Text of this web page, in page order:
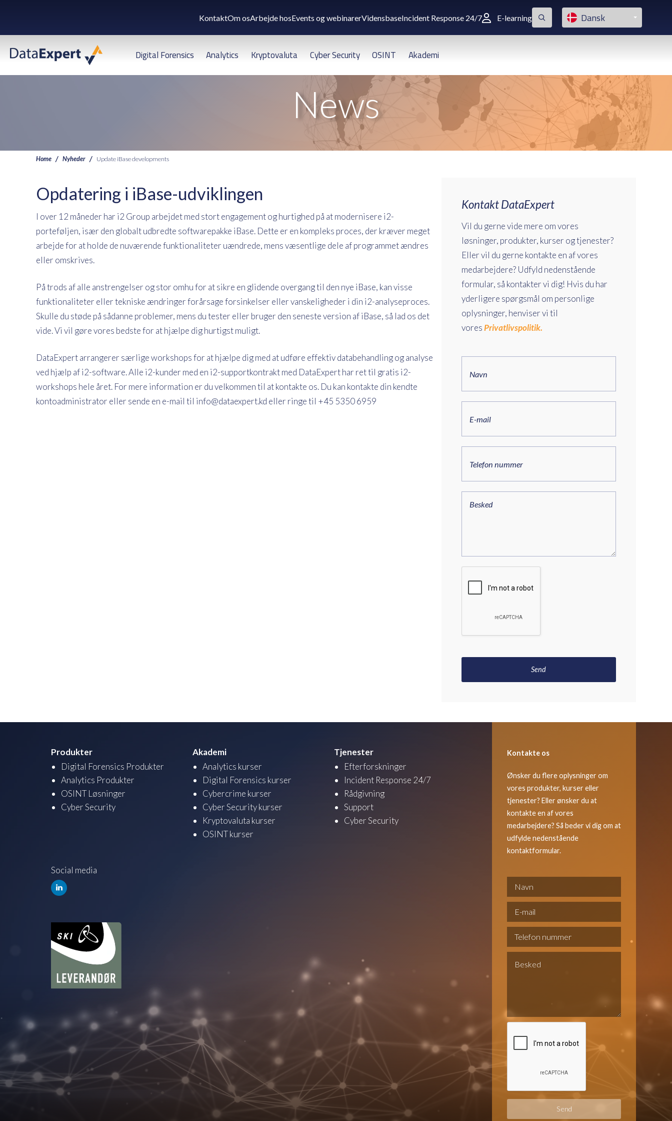
KontaktOm osArbejde hosEvents og webinarerVidensbaseIncident Response 24/7 E-learning Dansk
Digital Forensics Analytics Kryptovaluta Cyber Security OSINT Akademi
News
Home Nyheder Update iBase developments
Opdatering i iBase-udviklingen
I over 12 måneder har i2 Group arbejdet med stort engagement og hurtighed på at modernisere i2-
porteføljen, især den globalt udbredte softwarepakke iBase. Dette er en kompleks proces, der kræver meget
arbejde for at holde de nuværende funktionaliteter uændrede, mens væsentlige dele af programmet ændres
eller omskrives.
På trods af alle anstrengelser og stor omhu for at sikre en glidende overgang til den nye iBase, kan visse
funktionaliteter eller tekniske ændringer forårsage forsinkelser eller vanskeligheder i din i2-analyseproces.
Skulle du støde på sådanne problemer, mens du tester eller bruger den seneste version af iBase, så lad os det
vide. Vi vil gøre vores bedste for at hjælpe dig hurtigst muligt.
DataExpert arrangerer særlige workshops for at hjælpe dig med at udføre effektiv databehandling og analyse
ved hjælp af i2-software. Alle i2-kunder med en i2-supportkontrakt med DataExpert har ret til gratis i2-
workshops hele året. For mere information er du velkommen til at kontakte os. Du kan kontakte din kendte
kontoadministrator eller sende en e-mail til info@dataexpert.kd eller ringe til +45 5350 6959
Kontakt DataExpert
Vil du gerne vide mere om vores
løsninger, produkter, kurser og tjenester?
Eller vil du gerne kontakte en af vores
medarbejdere? Udfyld nedenstående
formular, så kontakter vi dig! Hvis du har
yderligere spørgsmål om personlige
oplysninger, henviser vi til
voresPrivatlivspolitik.
Produkter
Digital Forensics Produkter
Analytics Produkter
OSINT Løsninger
Cyber Security
Akademi
Analytics kurser
Digital Forensics kurser
Cybercrime kurser
Cyber Security kurser
Kryptovaluta kurser
OSINT kurser
Tjenester
Efterforskninger
Incident Response 24/7
Rådgivning
Support
Cyber Security
Social media
Kontakte os
Ønsker du flere oplysninger om
vores produkter, kurser eller
tjenester? Eller ønsker du at
kontakte en af vores
medarbejdere? Så beder vi dig om at
udfylde nedenstående
kontaktformular.